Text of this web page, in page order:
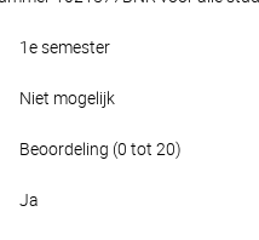
1e semester
Niet mogelijk
Beoordeling (0 tot 20)
Ja